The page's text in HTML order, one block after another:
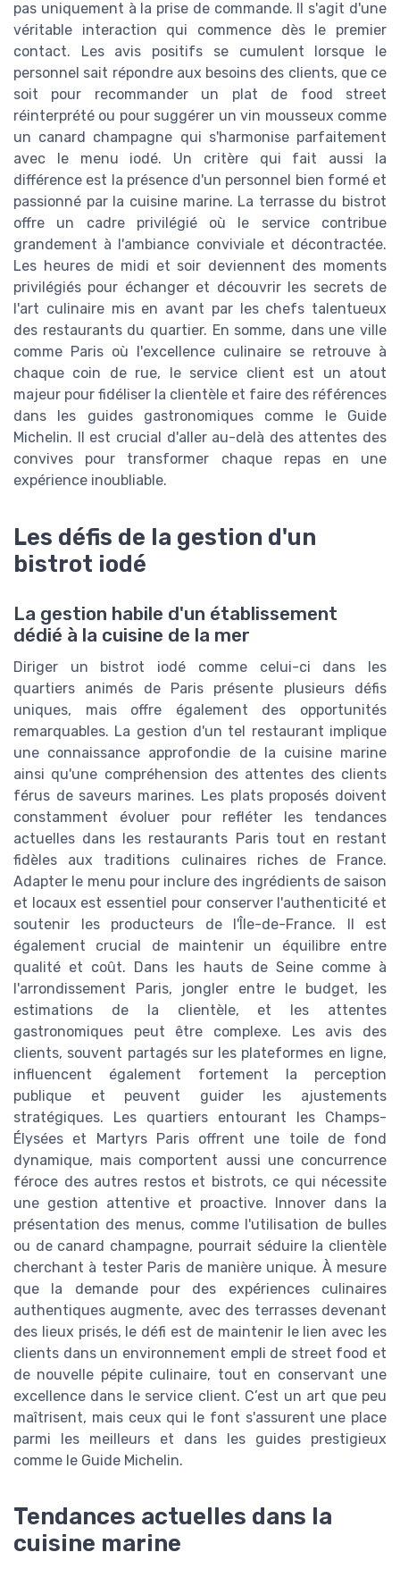
pas uniquement à la prise de commande. Il s'agit d'une
véritable interaction qui commence dès le premier
contact. Les avis positifs se cumulent lorsque le
personnel sait répondre aux besoins des clients, que ce
soit pour recommander un plat de food street
réinterprété ou pour suggérer un vin mousseux comme
un canard champagne qui s'harmonise parfaitement
avec le menu iodé. Un critère qui fait aussi la
différence est la présence d'un personnel bien formé et
passionné par la cuisine marine. La terrasse du bistrot
offre un cadre privilégié où le service contribue
grandement à l'ambiance conviviale et décontractée.
Les heures de midi et soir deviennent des moments
privilégiés pour échanger et découvrir les secrets de
l'art culinaire mis en avant par les chefs talentueux
des restaurants du quartier. En somme, dans une ville
comme Paris où l'excellence culinaire se retrouve à
chaque coin de rue, le service client est un atout
majeur pour fidéliser la clientèle et faire des références
dans les guides gastronomiques comme le Guide
Michelin. Il est crucial d'aller au-delà des attentes des
convives pour transformer chaque repas en une
expérience inoubliable.
Les défis de la gestion d'un
bistrot iodé
La gestion habile d'un établissement
dédié à la cuisine de la mer
Diriger un bistrot iodé comme celui-ci dans les
quartiers animés de Paris présente plusieurs défis
uniques, mais offre également des opportunités
remarquables. La gestion d'un tel restaurant implique
une connaissance approfondie de la cuisine marine
ainsi qu'une compréhension des attentes des clients
férus de saveurs marines. Les plats proposés doivent
constamment évoluer pour refléter les tendances
actuelles dans les restaurants Paris tout en restant
fidèles aux traditions culinaires riches de France.
Adapter le menu pour inclure des ingrédients de saison
et locaux est essentiel pour conserver l'authenticité et
soutenir les producteurs de l'Île-de-France. Il est
également crucial de maintenir un équilibre entre
qualité et coût. Dans les hauts de Seine comme à
l'arrondissement Paris, jongler entre le budget, les
estimations de la clientèle, et les attentes
gastronomiques peut être complexe. Les avis des
clients, souvent partagés sur les plateformes en ligne,
influencent également fortement la perception
publique et peuvent guider les ajustements
stratégiques. Les quartiers entourant les Champs-
Élysées et Martyrs Paris offrent une toile de fond
dynamique, mais comportent aussi une concurrence
féroce des autres restos et bistrots, ce qui nécessite
une gestion attentive et proactive. Innover dans la
présentation des menus, comme l'utilisation de bulles
ou de canard champagne, pourrait séduire la clientèle
cherchant à tester Paris de manière unique. À mesure
que la demande pour des expériences culinaires
authentiques augmente, avec des terrasses devenant
des lieux prisés, le défi est de maintenir le lien avec les
clients dans un environnement empli de street food et
de nouvelle pépite culinaire, tout en conservant une
excellence dans le service client. C’est un art que peu
maîtrisent, mais ceux qui le font s'assurent une place
parmi les meilleurs et dans les guides prestigieux
comme le Guide Michelin.
Tendances actuelles dans la
cuisine marine